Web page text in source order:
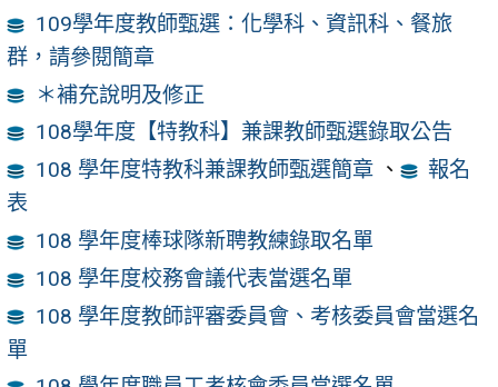
109學年度教師甄選：化學科、資訊科、餐旅
群，請參閱簡章
＊補充說明及修正
108學年度【特教科】兼課教師甄選錄取公告
108 學年度特教科兼課教師甄選簡章 、
報名
表
108 學年度棒球隊新聘教練錄取名單
108 學年度校務會議代表當選名單
108 學年度教師評審委員會、考核委員會當選名
單